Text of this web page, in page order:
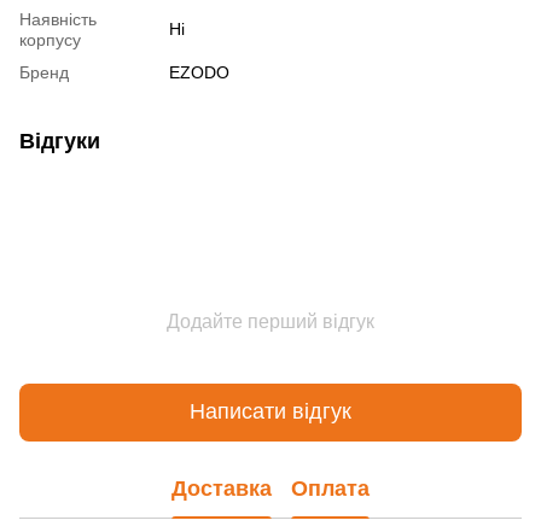
Наявність
корпусу
Ні
Бренд EZODO
Відгуки
Додайте перший відгук
Написати відгук
Доставка Оплата